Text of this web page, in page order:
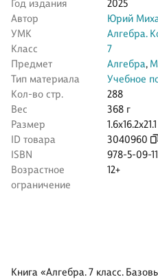
Год издания
2025
Автор
Юрий
УМК
Алгебра.
Класс
7
Предмет
Алгебра,
Тип материала
Учебное
Кол-во стр.
288
Вес
368 г
Размер
1.6x16.2x21.1
ID товара
3040960
ISBN
978-5-09-
Возрастное
ограничение
12+
Книга «Алгебра. 7 класс.